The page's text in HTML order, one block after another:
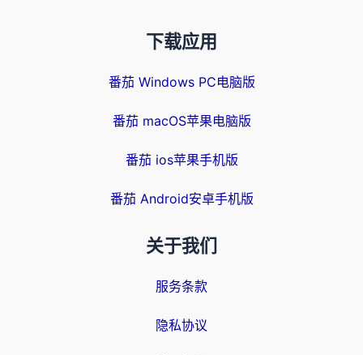
下载应用
番茄 Windows PC电脑版
番茄 macOS苹果电脑版
番茄 ios苹果手机版
番茄 Android安卓手机版
关于我们
服务条款
隐私协议